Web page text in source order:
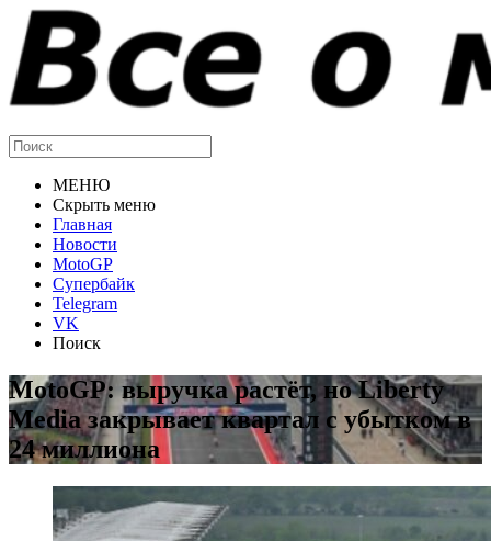
МЕНЮ
Скрыть меню
Главная
Новости
MotoGP
Супербайк
Telegram
VK
Поиск
MotoGP: выручка растёт, но Liberty
Media закрывает квартал с убытком в
24 миллиона